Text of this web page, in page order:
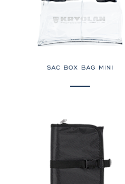
SAC BOX BAG MINI